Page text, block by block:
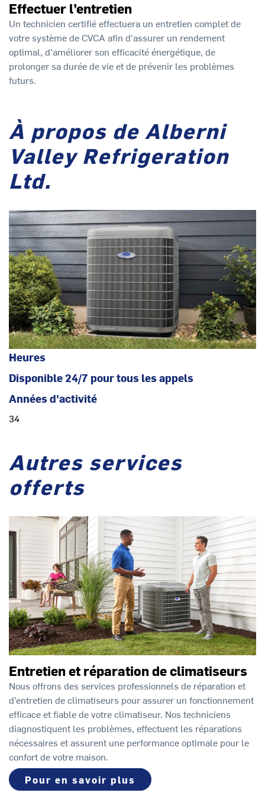
Effectuer l’entretien
Un technicien certifié effectuera un entretien complet de
votre système de CVCA afin d’assurer un rendement
optimal, d’améliorer son efficacité énergétique, de
prolonger sa durée de vie et de prévenir les problèmes
futurs.
À propos de Alberni
Valley Refrigeration
Ltd.
Heures
Disponible 24/7 pour tous les appels
Années d'activité
34
Autres services
offerts
Entretien et réparation de climatiseurs
Nous offrons des services professionnels de réparation et
d’entretien de climatiseurs pour assurer un fonctionnement
efficace et fiable de votre climatiseur. Nos techniciens
diagnostiquent les problèmes, effectuent les réparations
nécessaires et assurent une performance optimale pour le
confort de votre maison.
Pour en savoir plus